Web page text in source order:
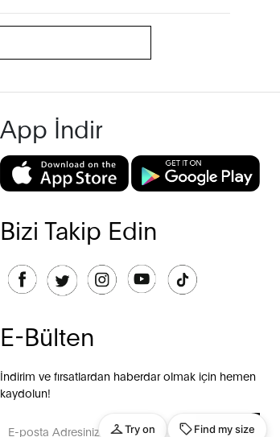
App İndir
Bizi Takip Edin
E-Bülten
İndirim ve fırsatlardan haberdar olmak için hemen
kaydolun!
GÖNDER